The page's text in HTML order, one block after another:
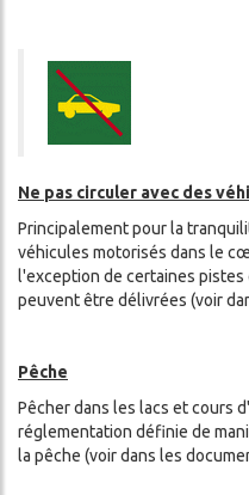
Ne pas circuler avec des
Principalement pour la
véhicules motorisés dans le
l'exception de certaines
peuvent être délivrées (voir
Pêche
Pêcher dans les lacs et cours
réglementation définie de
la pêche (voir dans les